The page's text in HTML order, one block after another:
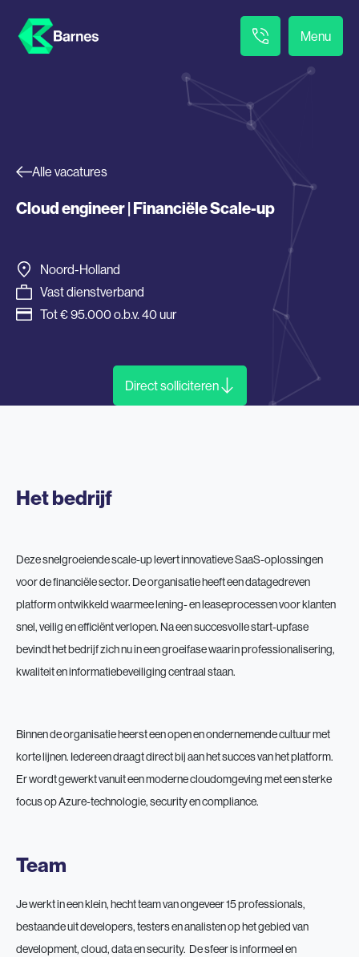
Menu
Alle vacatures
Cloud engineer | Financiële Scale-up
Noord-Holland
Vast dienstverband
Tot € 95.000 o.b.v. 40 uur
Direct solliciteren
Het bedrijf
Deze snelgroeiende scale-up levert innovatieve SaaS-oplossingen
voor de financiële sector. De organisatie heeft een datagedreven
platform ontwikkeld waarmee lening- en leaseprocessen voor klanten
snel, veilig en efficiënt verlopen. Na een succesvolle start-upfase
bevindt het bedrijf zich nu in een groeifase waarin professionalisering,
kwaliteit en informatiebeveiliging centraal staan.
Binnen de organisatie heerst een open en ondernemende cultuur met
korte lijnen. Iedereen draagt direct bij aan het succes van het platform.
Er wordt gewerkt vanuit een moderne cloudomgeving met een sterke
focus op Azure-technologie, security en compliance.
Team
Je werkt in een klein, hecht team van ongeveer 15 professionals,
bestaande uit developers, testers en analisten op het gebied van
development, cloud, data en security. De sfeer is informeel en